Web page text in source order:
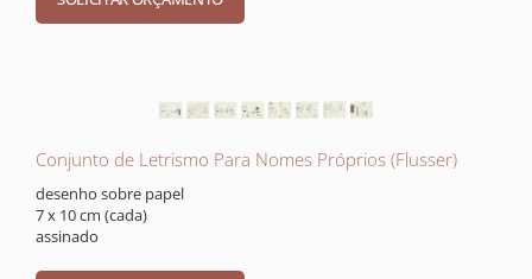
Conjunto de Letrismo Para Nomes Próprios (Flusser)
desenho sobre papel
7 x 10 cm (cada)
assinado